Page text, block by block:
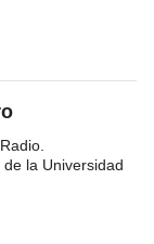
la Universidad